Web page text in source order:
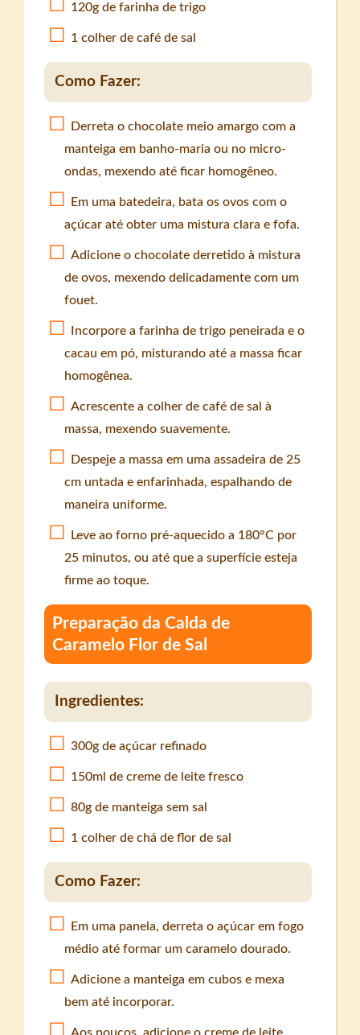
120g de farinha de trigo
1 colher de café de sal
Como Fazer:
Derreta o chocolate meio amargo com a
manteiga em banho-maria ou no micro-
ondas, mexendo até ficar homogêneo.
Em uma batedeira, bata os ovos com o
açúcar até obter uma mistura clara e fofa.
Adicione o chocolate derretido à mistura
de ovos, mexendo delicadamente com um
fouet.
Incorpore a farinha de trigo peneirada e o
cacau em pó, misturando até a massa ficar
homogênea.
Acrescente a colher de café de sal à
massa, mexendo suavemente.
Despeje a massa em uma assadeira de 25
cm untada e enfarinhada, espalhando de
maneira uniforme.
Leve ao forno pré-aquecido a 180°C por
25 minutos, ou até que a superfície esteja
firme ao toque.
Preparação da Calda de
Caramelo Flor de Sal
Ingredientes:
300g de açúcar refinado
150ml de creme de leite fresco
80g de manteiga sem sal
1 colher de chá de flor de sal
Como Fazer:
Em uma panela, derreta o açúcar em fogo
médio até formar um caramelo dourado.
Adicione a manteiga em cubos e mexa
bem até incorporar.
Aos poucos, adicione o creme de leite